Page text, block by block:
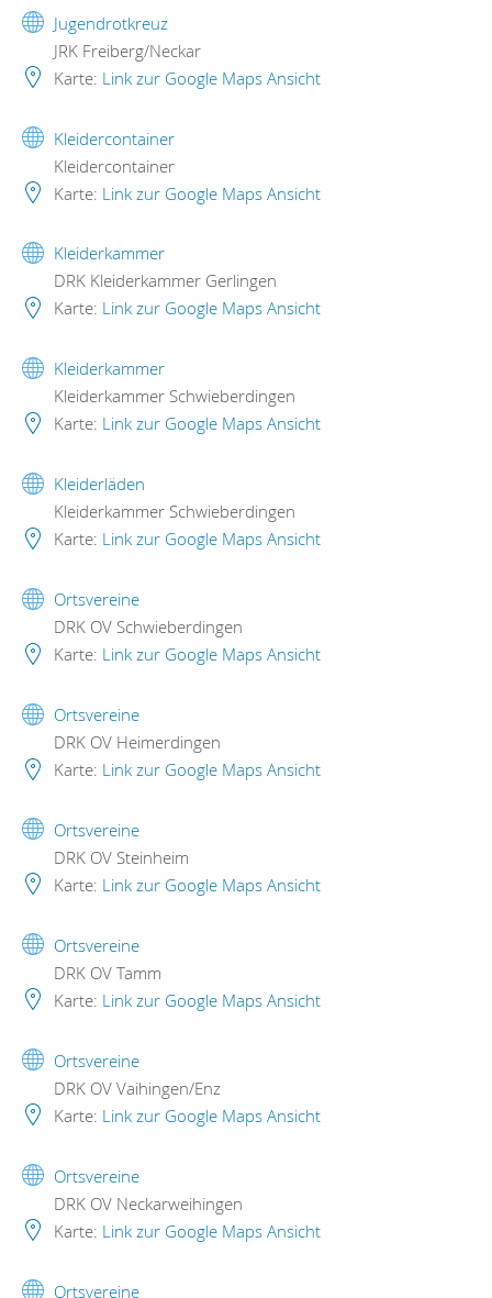
Jugendrotkreuz
JRK Freiberg/Neckar
Karte: Link zur Google Maps Ansicht
Kleidercontainer
Kleidercontainer
Karte: Link zur Google Maps Ansicht
Kleiderkammer
DRK Kleiderkammer Gerlingen
Karte: Link zur Google Maps Ansicht
Kleiderkammer
Kleiderkammer Schwieberdingen
Karte: Link zur Google Maps Ansicht
Kleiderläden
Kleiderkammer Schwieberdingen
Karte: Link zur Google Maps Ansicht
Ortsvereine
DRK OV Schwieberdingen
Karte: Link zur Google Maps Ansicht
Ortsvereine
DRK OV Heimerdingen
Karte: Link zur Google Maps Ansicht
Ortsvereine
DRK OV Steinheim
Karte: Link zur Google Maps Ansicht
Ortsvereine
DRK OV Tamm
Karte: Link zur Google Maps Ansicht
Ortsvereine
DRK OV Vaihingen/Enz
Karte: Link zur Google Maps Ansicht
Ortsvereine
DRK OV Neckarweihingen
Karte: Link zur Google Maps Ansicht
Ortsvereine